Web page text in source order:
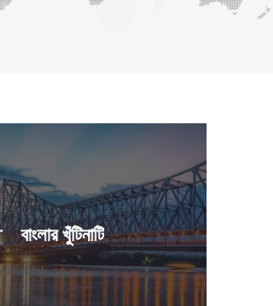
বাংলার খুঁটিনাটি